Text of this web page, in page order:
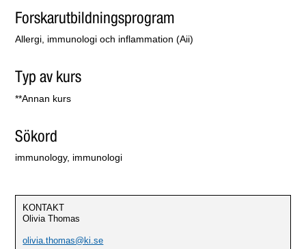
Forskarutbildningsprogram
Allergi, immunologi och inflammation (Aii)
Typ av kurs
**Annan kurs
Sökord
immunology, immunologi
KONTAKT
Olivia Thomas
olivia.thomas@ki.se